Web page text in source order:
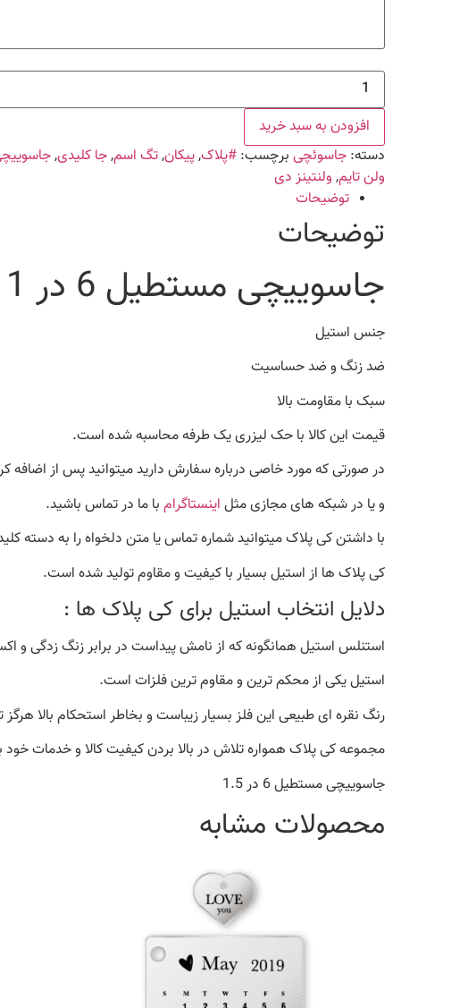
جاسوییچی
مستطیل
6
عدد
افزودن به سبد خرید
دسته: جاسوئچی برچسب: #پلاک,پیکان,تگ اسم,جا کلیدی,
ولن تایم, ولنتینز دی
توضیحات
توضیحات
جاسوییچی مستطیل 6 در 1
جنس استیل
ضد زنگ و ضد حساسیت
سبک با مقاومت بالا
قیمت این کالا با حک لیزری یک طرفه محاسبه شده است.
در صورتی که مورد خاصی درباره سفارش دارید میتوانید پس از اضافه
و یا در شبکه های مجازی مثل اینستاگرام با ما در تماس باشید.
با داشتن کی پلاک میتوانید شماره تماس یا متن دلخواه را به دسته
کی پلاک ها از استیل بسیار با کیفیت و مقاوم تولید شده است.
دلایل انتخاب استیل برای کی پلاک ها :
استنلس استیل همانگونه که از نامش پیداست در برابر زنگ زدگی و
استیل یکی از محکم ترین و مقاوم ترین فلزات است.
رنگ نقره ای طبیعی این فلز بسیار زیباست و بخاطر استحکام بالا
مجموعه کی پلاک همواره تلاش در بالا بردن کیفیت کالا و خدمات
جاسوییچی مستطیل 6 در 1.5
محصولات مشابه